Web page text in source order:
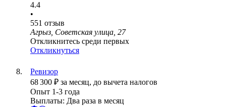
4.4
•
551 отзыв
Агрыз, Советская улица, 27
Откликнитесь среди первых
Откликнуться
Ревизор
68 300 ₽ за месяц, до вычета налогов
Опыт 1-3 года
Выплаты: Два раза в месяц